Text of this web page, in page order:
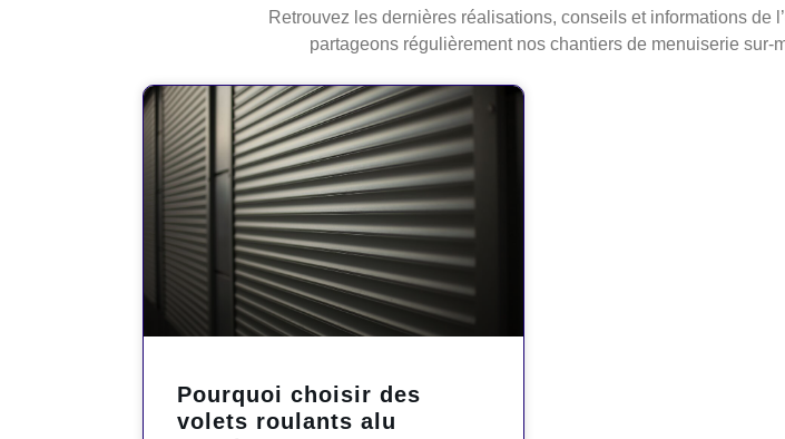
Retrouvez les dernières réalisations, conseils et informations de
partageons régulièrement nos chantiers de menuiserie
Pourquoi choisir des
volets roulants alu